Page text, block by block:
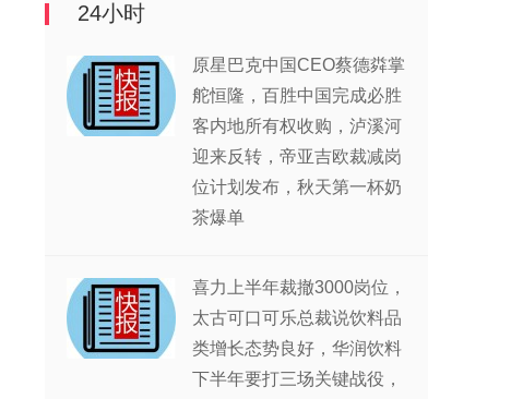
24小时
原星巴克中国CEO蔡德粦掌
舵恒隆，百胜中国完成必胜
客内地所有权收购，泸溪河
迎来反转，帝亚吉欧裁减岗
位计划发布，秋天第一杯奶
茶爆单
喜力上半年裁撤3000岗位，
太古可口可乐总裁说饮料品
类增长态势良好，华润饮料
下半年要打三场关键战役，